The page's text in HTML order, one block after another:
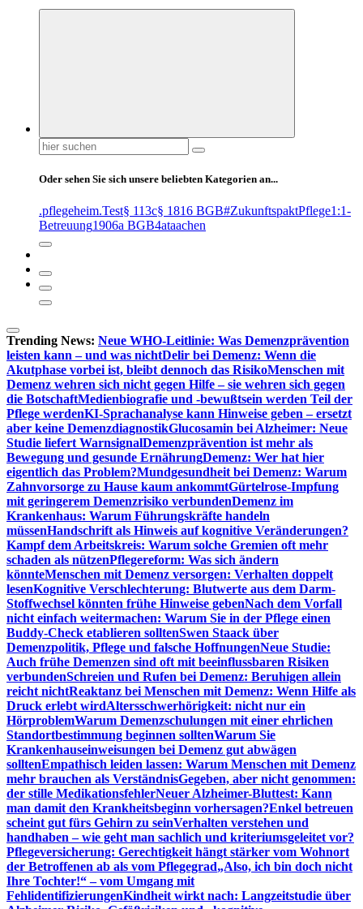
Suchen
nach:
Oder sehen Sie sich unsere beliebten Kategorien an...
.pflegeheim.Test§ 113c§ 1816 BGB#ZukunftspaktPflege1:1-
Betreuung1906a BGB4ataachen
Trending News: Neue WHO-Leitlinie: Was Demenzprävention
leisten kann – und was nichtDelir bei Demenz: Wenn die
Akutphase vorbei ist, bleibt dennoch das RisikoMenschen mit
Demenz wehren sich nicht gegen Hilfe – sie wehren sich gegen
die BotschaftMedienbiografie und -bewußtsein werden Teil der
Pflege werdenKI-Sprachanalyse kann Hinweise geben – ersetzt
aber keine DemenzdiagnostikGlucosamin bei Alzheimer: Neue
Studie liefert WarnsignalDemenzprävention ist mehr als
Bewegung und gesunde ErnährungDemenz: Wer hat hier
eigentlich das Problem?Mundgesundheit bei Demenz: Warum
Zahnvorsorge zu Hause kaum ankommtGürtelrose-Impfung
mit geringerem Demenzrisiko verbundenDemenz im
Krankenhaus: Warum Führungskräfte handeln
müssenHandschrift als Hinweis auf kognitive Veränderungen?
Kampf dem Arbeitskreis: Warum solche Gremien oft mehr
schaden als nützenPflegereform: Was sich ändern
könnteMenschen mit Demenz versorgen: Verhalten doppelt
lesenKognitive Verschlechterung: Blutwerte aus dem Darm-
Stoffwechsel könnten frühe Hinweise gebenNach dem Vorfall
nicht einfach weitermachen: Warum Sie in der Pflege einen
Buddy-Check etablieren solltenSwen Staack über
Demenzpolitik, Pflege und falsche HoffnungenNeue Studie:
Auch frühe Demenzen sind oft mit beeinflussbaren Risiken
verbundenSchreien und Rufen bei Demenz: Beruhigen allein
reicht nichtReaktanz bei Menschen mit Demenz: Wenn Hilfe als
Druck erlebt wirdAltersschwerhörigkeit: nicht nur ein
HörproblemWarum Demenzschulungen mit einer ehrlichen
Standortbestimmung beginnen solltenWarum Sie
Krankenhauseinweisungen bei Demenz gut abwägen
solltenEmpathisch leiden lassen: Warum Menschen mit Demenz
mehr brauchen als VerständnisGegeben, aber nicht genommen:
der stille MedikationsfehlerNeuer Alzheimer-Bluttest: Kann
man damit den Krankheitsbeginn vorhersagen?Enkel betreuen
scheint gut fürs Gehirn zu seinVerhalten verstehen und
handhaben – wie geht man sachlich und kriteriumsgeleitet vor?
Pflegeversicherung: Gerechtigkeit hängt stärker vom Wohnort
der Betroffenen ab als vom Pflegegrad„Also, ich bin doch nicht
Ihre Tochter!“ – vom Umgang mit
FehlidentifizierungenKindheit wirkt nach: Langzeitstudie über